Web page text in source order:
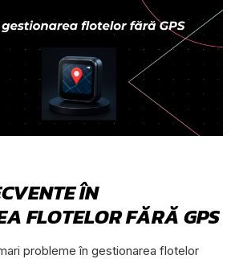
ÎN
FLOTELOR FĂRĂ GPS
probleme în gestionarea flotelor